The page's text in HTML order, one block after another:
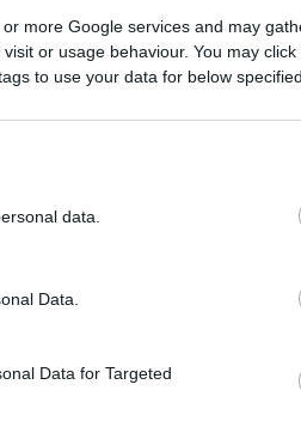
more Google services and may
or usage behaviour. You may
to use your data for below
data.
Data.
Data for Targeted
της πανδημίας,
19:10